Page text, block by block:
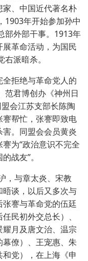
、中国近代著名朴
1903年开始参加孙中
部外部干事。1913年
革命活动，为国民
派暗杀。
拒绝与革命党人的
范君博创办《神州日
会江苏支部长陈陶
帮忙，张謇即致电
。同盟会会员黄炎
为“政治意识不完全
战友”。
与章太炎、宋教
谈，以后又多次与
謇与革命党的伍廷
民初外交总长）、
月及唐文治、温宗
僚）、王宠惠、朱
党），在上海《申